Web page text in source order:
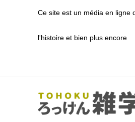
Ce site est un média en ligne
l'histoire et bien plus encore